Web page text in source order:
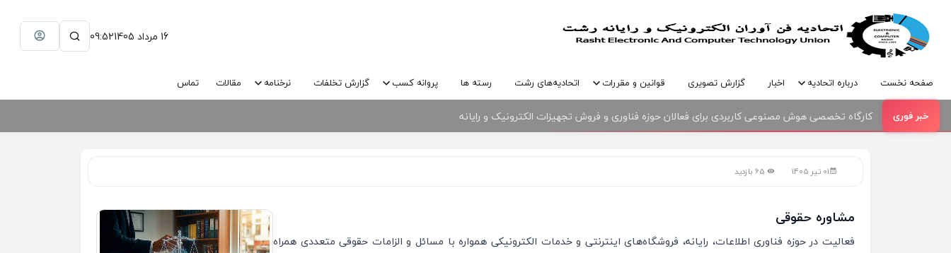
09:52 16 مرداد 1405
صفحه نخست درباره اتحادیه اخبار گزارش تصویری قوانین و مقررات اتحادیه‌های رشت رسته ها پروانه کسب گزارش تخلفات نرخنامه مقالات تماس
کارگاه تخصصی هوش مصنوعی کاربردی برای فعالان حوزه فناوری و فروش تجهیزات الکترونیک و رایانه
01 تیر 1405
مشاوره حقوقی
فعالیت در حوزه فناوری اطلاعات، رایانه، فروشگاه‌های اینترنتی و خدمات الکترونیکی همواره با مسائل و الزامات حقوقی متعددی همراه